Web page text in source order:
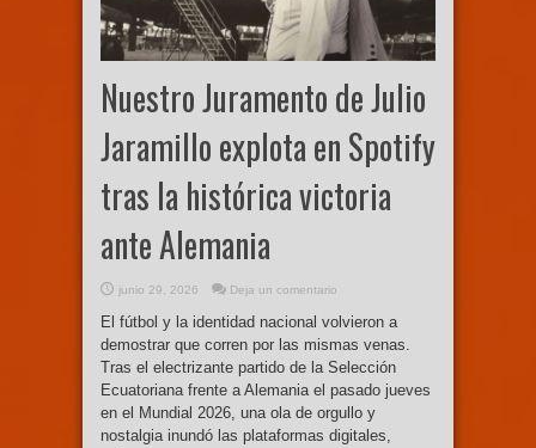
Nuestro Juramento de Julio
Jaramillo explota en Spotify
tras la histórica victoria
ante Alemania
junio 29, 2026 Deja un comentario
El fútbol y la identidad nacional volvieron a
demostrar que corren por las mismas venas.
Tras el electrizante partido de la Selección
Ecuatoriana frente a Alemania el pasado jueves
en el Mundial 2026, una ola de orgullo y
nostalgia inundó las plataformas digitales,